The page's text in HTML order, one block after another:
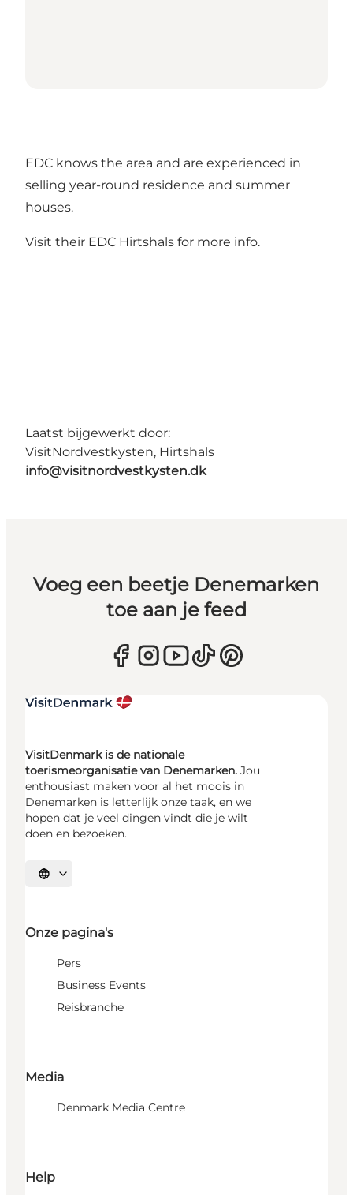
EDC knows the area and are experienced in
selling year-round residence and summer
houses.
Visit their EDC Hirtshals for more info.
Laatst bijgewerkt door:
VisitNordvestkysten, Hirtshals
info@visitnordvestkysten.dk
Voeg een beetje Denemarken
toe aan je feed
VisitDenmark is de nationale
toerismeorganisatie van Denemarken. Jou
enthousiast maken voor al het moois in
Denemarken is letterlijk onze taak, en we
hopen dat je veel dingen vindt die je wilt
doen en bezoeken.
Selecteer taal
Onze pagina's
Pers
Business Events
Reisbranche
Media
Denmark Media Centre
Help